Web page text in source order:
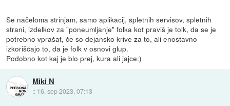
Se načeloma strinjam, samo aplikacij, spletnih servisov, spletnih
strani, izdelkov za "poneumljanje" folka kot praviš je tolk, da se je
potrebno vprašat, če so dejansko krive za to, ali enostavno
izkoriščajo to, da je folk v osnovi glup.
Podobno kot kaj je blo prej, kura ali jajce:)
Miki N
:: 16. sep 2023, 07:13